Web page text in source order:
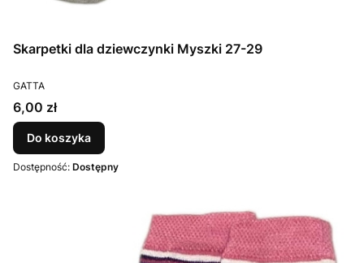
Skarpetki dla dziewczynki Myszki 27-29
PRODUCENT
GATTA
Cena
6,00 zł
Do koszyka
Dostępność: Dostępny